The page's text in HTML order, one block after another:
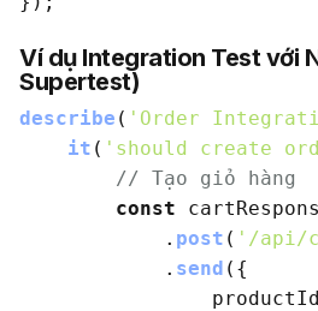
Ví dụ Integration Test với
Supertest)
describe ( 'Order
it ( 'should create
// Tạo giỏ hàng
const
            .
post ( '/api/
            .
send ({
productId